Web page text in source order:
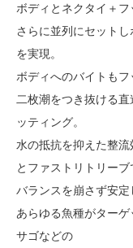
ボディとネクタイ＋フ
さらに並列にセット
を実現。
ボディへのバイトもフ
二枚潮をつき抜ける
ッティング。
水の抵抗を抑えた整
とファストリトリーブ
バランスを崩さず安定
あらゆる魚種がター
サゴなどの